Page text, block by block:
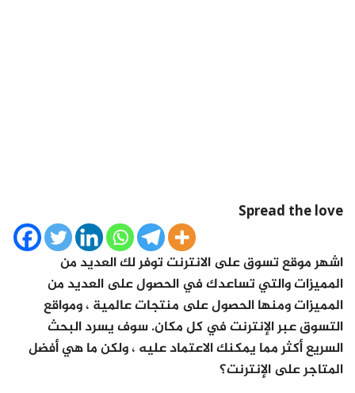
Spread the love
اشهر موقع تسوق على الانترنت توفر لك العديد من
المميزات والتي تساعدك في الحصول على العديد من
المميزات ومنها الحصول على منتجات عالمية ، ومواقع
التسوق عبر الإنترنت في كل مكان. سوف يسرد البحث
السريع أكثر مما يمكنك الاعتماد عليه ، ولكن ما هي أفضل
المتاجر على الإنترنت؟